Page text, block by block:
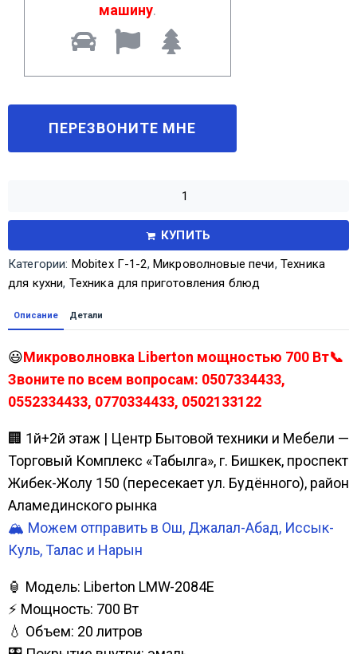
машину.
КУПИТЬ
Категории: Mobitex Г-1-2, Микроволновые печи, Техника
для кухни, Техника для приготовления блюд
Описание Детали
😃Микроволновка Liberton мощностью 700 Вт📞
Звоните по всем вопросам: 0507334433,
0552334433, 0770334433, 0502133122
🏢 1й+2й этаж | Центр Бытовой техники и Мебели —
Торговый Комплекс «Табылга», г. Бишкек, проспект
Жибек-Жолу 150 (пересекает ул. Будённого), район
Аламединского рынка
🏔️ Можем отправить в Ош, Джалал-Абад, Иссык-
Куль, Талас и Нарын
🏮 Модель: Liberton LMW-2084E
⚡ Мощность: 700 Вт
💧 Объем: 20 литров